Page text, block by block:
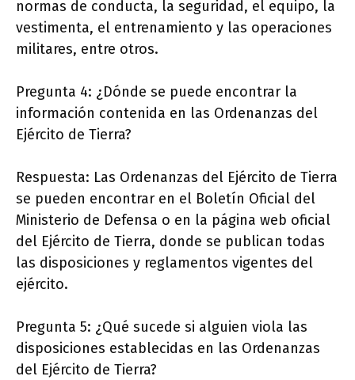
normas de conducta, la seguridad, el equipo, la
vestimenta, el entrenamiento y las operaciones
militares, entre otros.
Pregunta 4: ¿Dónde se puede encontrar la
información contenida en las Ordenanzas del
Ejército de Tierra?
Respuesta: Las Ordenanzas del Ejército de Tierra
se pueden encontrar en el Boletín Oficial del
Ministerio de Defensa o en la página web oficial
del Ejército de Tierra, donde se publican todas
las disposiciones y reglamentos vigentes del
ejército.
Pregunta 5: ¿Qué sucede si alguien viola las
disposiciones establecidas en las Ordenanzas
del Ejército de Tierra?